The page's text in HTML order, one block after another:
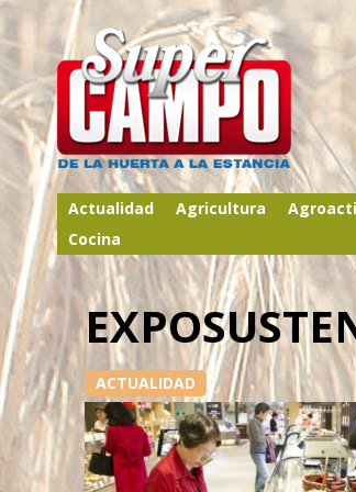
Actualidad Agricultura
Cocina
ACTUALIDAD